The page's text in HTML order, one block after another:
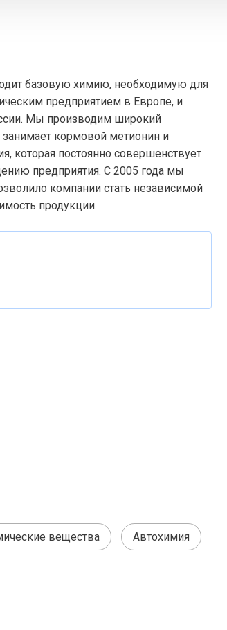
базовую химию, необходимую для
предприятием в Европе, и
Мы производим широкий
кормовой метионин и
которая постоянно совершенствует
предприятия. С 2005 года мы
компании стать независимой
продукции.
вещества Автохимия